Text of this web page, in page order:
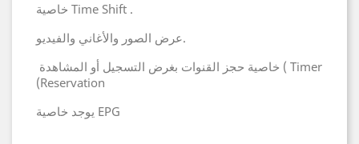
خاصية Time Shift .
عرض الصور والأغاني والفيديو.
(Reservation
يوجد خاصية EPG